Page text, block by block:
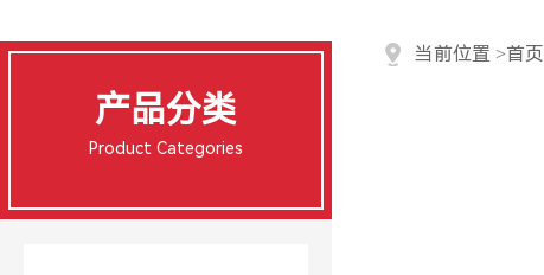
产品分类
Product Categories
当前位置 >首页